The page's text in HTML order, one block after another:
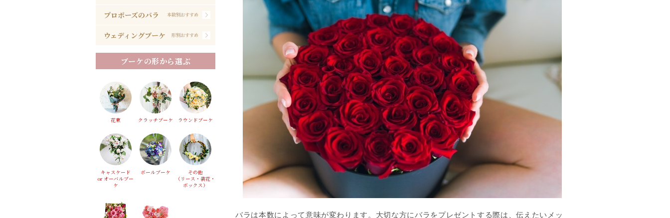
バラは本数によって意味が変わります。大切な方にバラをプレゼントする際は、伝えたいメッ
プロポーズのバラ 本数別おすすめ
ウェディングブーケ 形別おすすめ
ブーケの形から選ぶ
花束 クラッチブーケ ラウンドブーケ
キャスケード
or オーバルブー
ケ
ボールブーケ
その他
（リース・装花・
ボックス）